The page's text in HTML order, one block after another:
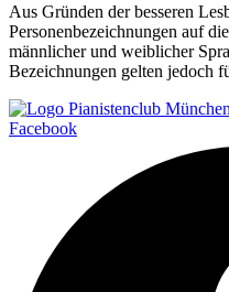
Aus Gründen der besseren
Personenbezeichnungen auf
männlicher und weiblicher
Bezeichnungen gelten jedoch
Facebook